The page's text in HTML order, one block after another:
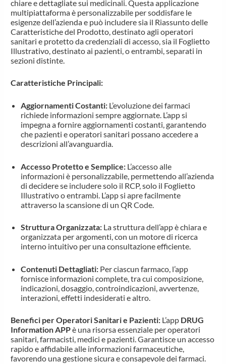
chiare e dettagliate sui medicinali. Questa applicazione
multipiattaforma è personalizzabile per soddisfare le
esigenze dell’azienda e può includere sia il Riassunto delle
Caratteristiche del Prodotto, destinato agli operatori
sanitari e protetto da credenziali di accesso, sia il Foglietto
Illustrativo, destinato ai pazienti, o entrambi, separati in
sezioni distinte.
Caratteristiche Principali:
Aggiornamenti Costanti: L’evoluzione dei farmaci
richiede informazioni sempre aggiornate. L’app si
impegna a fornire aggiornamenti costanti, garantendo
che pazienti e operatori sanitari possano accedere a
descrizioni all’avanguardia.
Accesso Protetto e Semplice: L’accesso alle
informazioni è personalizzabile, permettendo all’azienda
di decidere se includere solo il RCP, solo il Foglietto
Illustrativo o entrambi. L’app si apre facilmente
attraverso la scansione di un QR Code.
Struttura Organizzata: La struttura dell’app è chiara e
organizzata per argomenti, con un motore di ricerca
interno intuitivo per una consultazione efficiente.
Contenuti Dettagliati: Per ciascun farmaco, l’app
fornisce informazioni complete, tra cui composizione,
indicazioni, dosaggio, controindicazioni, avvertenze,
interazioni, effetti indesiderati e altro.
Benefici per Operatori Sanitari e Pazienti: L’app DRUG
Information APPè una risorsa essenziale per operatori
sanitari, farmacisti, medici e pazienti. Garantisce un accesso
rapido e affidabile alle informazioni farmaceutiche,
favorendo una gestione sicura e consapevole dei farmaci.